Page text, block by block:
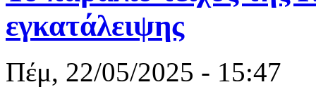
εγκατάλειψης
Πέμ, 22/05/2025 - 15:47